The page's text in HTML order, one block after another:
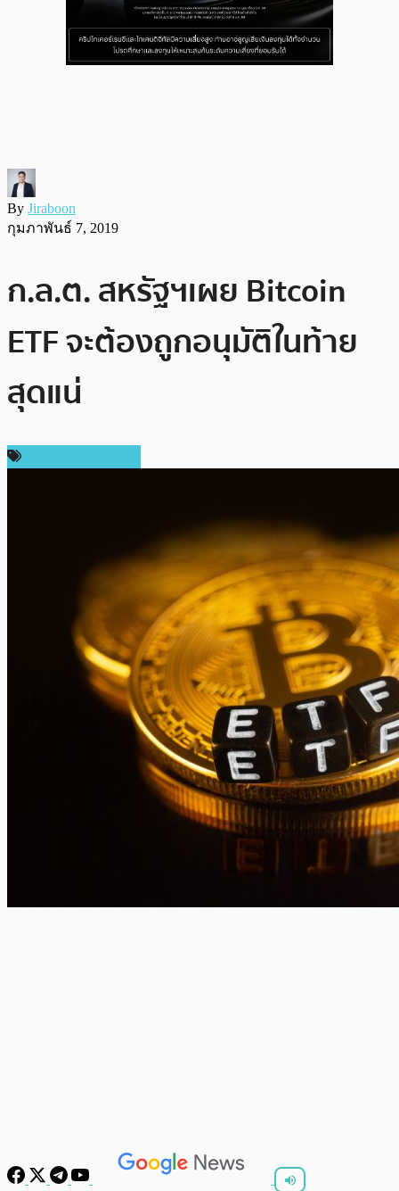
By Jiraboon
กุมภาพันธ์ 7, 2019
ก.ล.ต. สหรัฐฯเผย Bitcoin
ETF จะต้องถูกอนุมัติในท้าย
สุดแน่